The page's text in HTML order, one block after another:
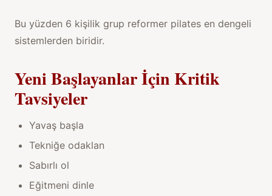
Bu yüzden 6 kişilik grup reformer pilates en dengeli
sistemlerden biridir.
Yeni Başlayanlar İçin Kritik
Tavsiyeler
Yavaş başla
Tekniğe odaklan
Sabırlı ol
Eğitmeni dinle